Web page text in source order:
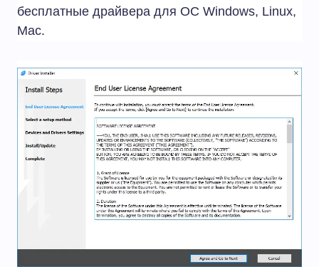
бесплатные драйвера для ОС Windows, Linux,
Mac.